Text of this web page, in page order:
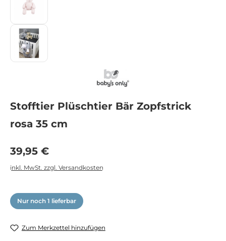
Stofftier Plüschtier Bär Zopfstrick
rosa 35 cm
Regulärer Preis:
39,95 €
inkl. MwSt. zzgl. Versandkosten
Nur noch 1 lieferbar
Zum Merkzettel hinzufügen